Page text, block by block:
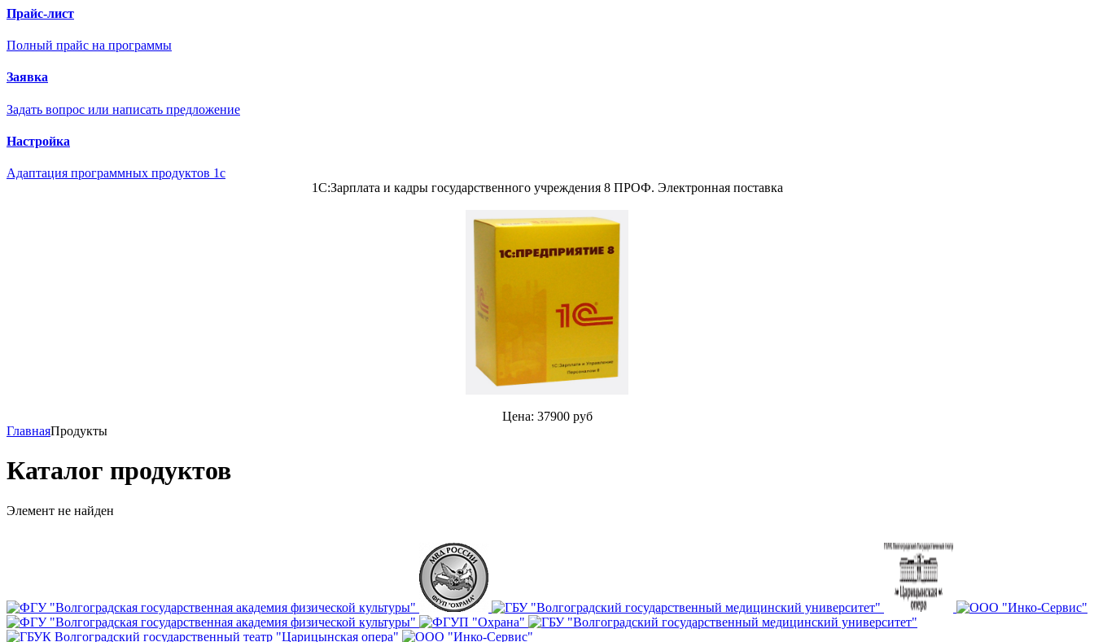
Прайс-лист
Полный прайс на программы
Заявка
Задать вопрос или написать предложение
Настройка
Адаптация программных продуктов 1с
1С:Зарплата и кадры государственного учреждения 8 ПРОФ. Электронная поставка
Цена: 37900 руб
ГлавнаяПродукты
Каталог продуктов
Элемент не найден